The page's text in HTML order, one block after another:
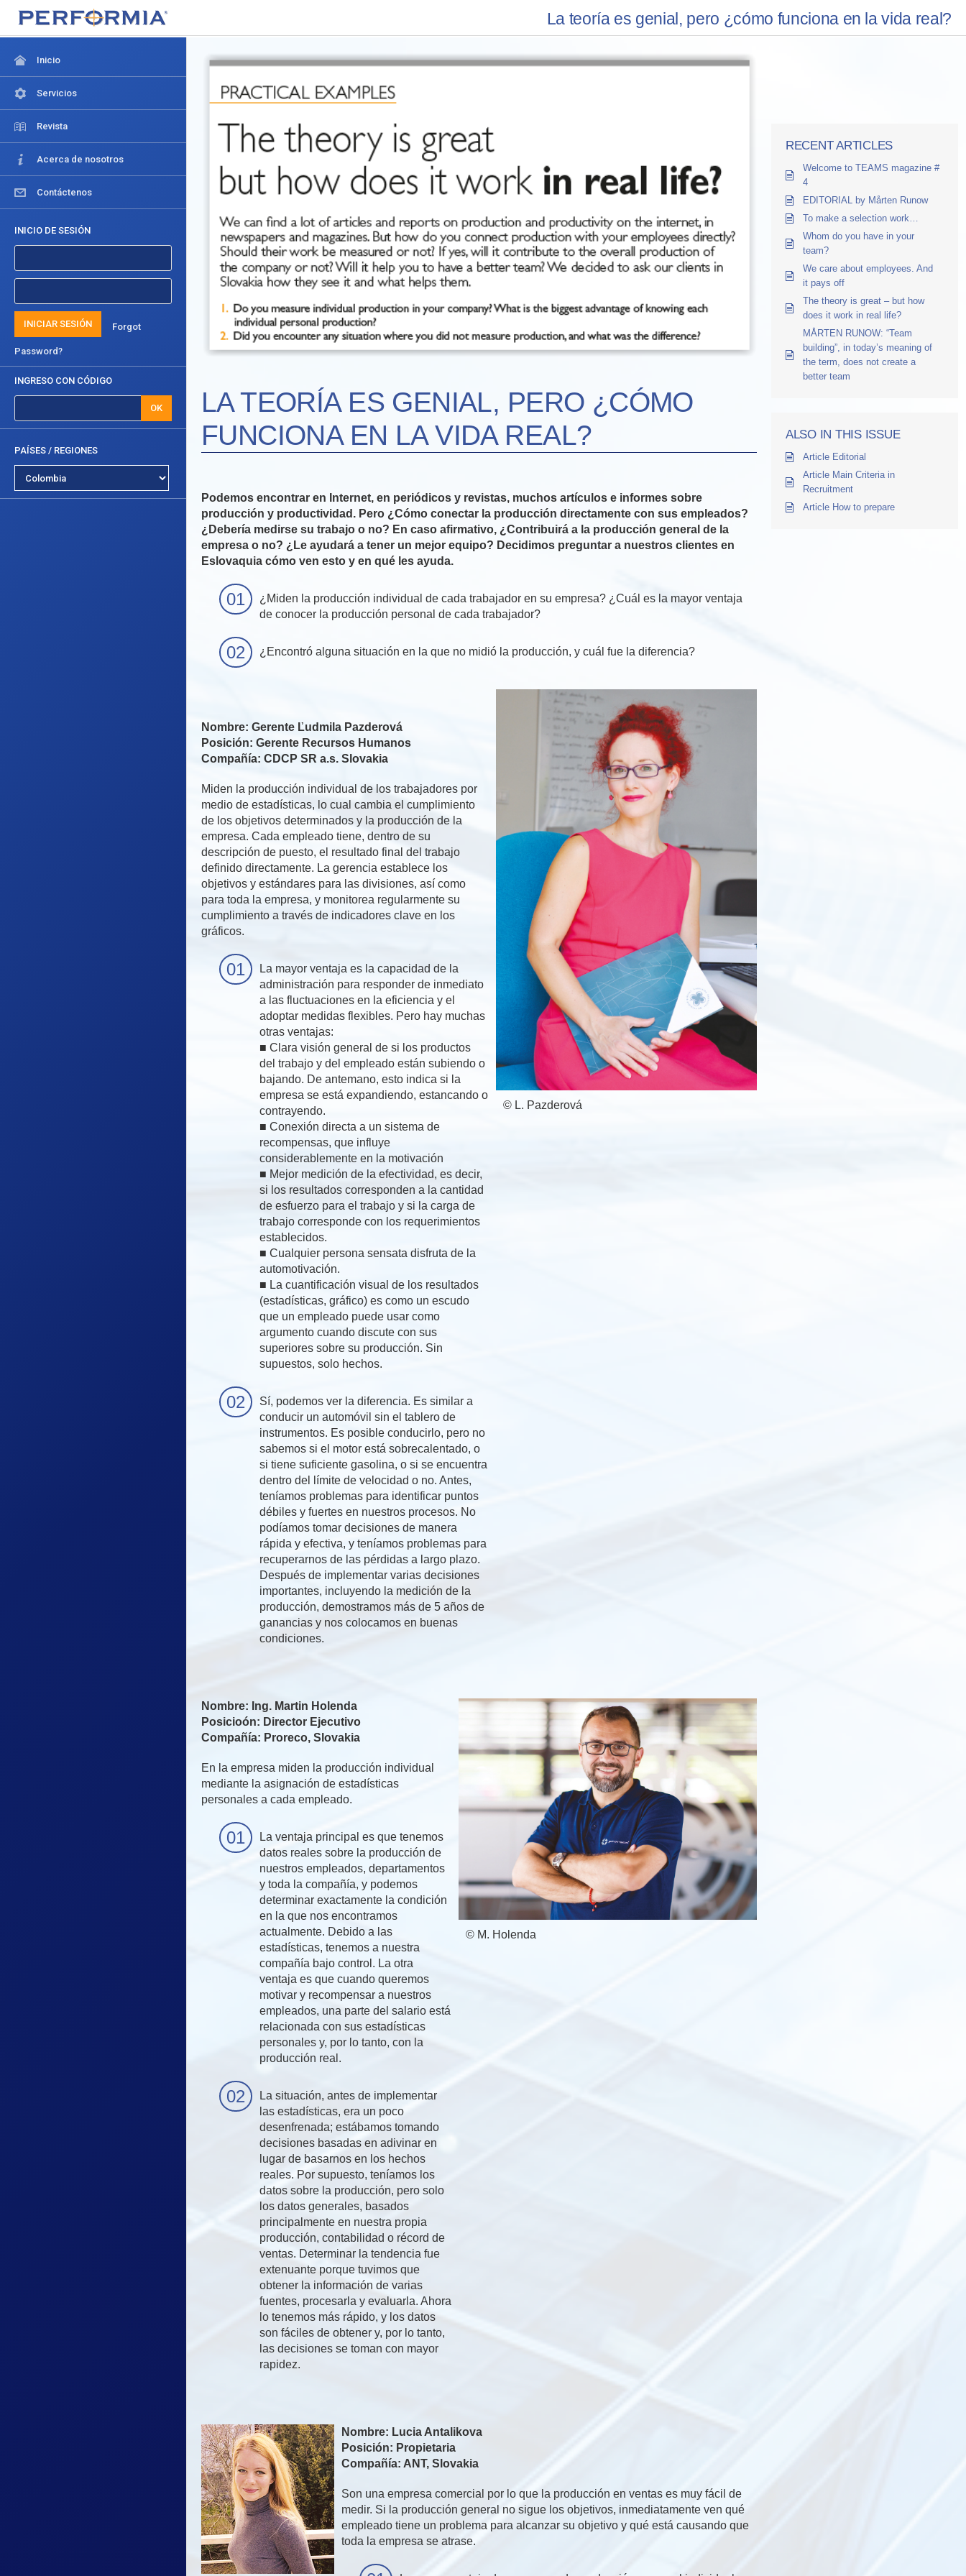
La teoría es genial, pero ¿cómo funciona en la vida real?
Inicio
Servicios
Revista
Acerca de nosotros
Contáctenos
INICIO DE SESIÓN
INICIAR SESIÓN Forgot
Password?
INGRESO CON CÓDIGO
OK
PAÍSES / REGIONES
LA TEORÍA ES GENIAL, PERO ¿CÓMO
FUNCIONA EN LA VIDA REAL?
Podemos encontrar en Internet, en periódicos y revistas, muchos artículos e informes sobre
producción y productividad. Pero ¿Cómo conectar la producción directamente con sus empleados?
¿Debería medirse su trabajo o no? En caso afirmativo, ¿Contribuirá a la producción general de la
empresa o no? ¿Le ayudará a tener un mejor equipo? Decidimos preguntar a nuestros clientes en
Eslovaquia cómo ven esto y en qué les ayuda.
¿Miden la producción individual de cada trabajador en su empresa? ¿Cuál es la mayor ventaja
de conocer la producción personal de cada trabajador?
¿Encontró alguna situación en la que no midió la producción, y cuál fue la diferencia?
© L. Pazderová
Nombre: Gerente Ľudmila Pazderová
Posición: Gerente Recursos Humanos
Compañía: CDCP SR a.s. Slovakia
Miden la producción individual de los trabajadores por
medio de estadísticas, lo cual cambia el cumplimiento
de los objetivos determinados y la producción de la
empresa. Cada empleado tiene, dentro de su
descripción de puesto, el resultado final del trabajo
definido directamente. La gerencia establece los
objetivos y estándares para las divisiones, así como
para toda la empresa, y monitorea regularmente su
cumplimiento a través de indicadores clave en los
gráficos.
La mayor ventaja es la capacidad de la
administración para responder de inmediato
a las fluctuaciones en la eficiencia y el
adoptar medidas flexibles. Pero hay muchas
otras ventajas:
■ Clara visión general de si los productos
del trabajo y del empleado están subiendo o
bajando. De antemano, esto indica si la
empresa se está expandiendo, estancando o
contrayendo.
■ Conexión directa a un sistema de
recompensas, que influye
considerablemente en la motivación
■ Mejor medición de la efectividad, es decir,
si los resultados corresponden a la cantidad
de esfuerzo para el trabajo y si la carga de
trabajo corresponde con los requerimientos
establecidos.
■ Cualquier persona sensata disfruta de la
automotivación.
■ La cuantificación visual de los resultados
(estadísticas, gráfico) es como un escudo
que un empleado puede usar como
argumento cuando discute con sus
superiores sobre su producción. Sin
supuestos, solo hechos.
Sí, podemos ver la diferencia. Es similar a
conducir un automóvil sin el tablero de
instrumentos. Es posible conducirlo, pero no
sabemos si el motor está sobrecalentado, o
si tiene suficiente gasolina, o si se encuentra
dentro del límite de velocidad o no. Antes,
teníamos problemas para identificar puntos
débiles y fuertes en nuestros procesos. No
podíamos tomar decisiones de manera
rápida y efectiva, y teníamos problemas para
recuperarnos de las pérdidas a largo plazo.
Después de implementar varias decisiones
importantes, incluyendo la medición de la
producción, demostramos más de 5 años de
ganancias y nos colocamos en buenas
condiciones.
© M. Holenda
Nombre: Ing. Martin Holenda
Posicioón: Director Ejecutivo
Compañía: Proreco, Slovakia
En la empresa miden la producción individual
mediante la asignación de estadísticas
personales a cada empleado.
La ventaja principal es que tenemos
datos reales sobre la producción de
nuestros empleados, departamentos
y toda la compañía, y podemos
determinar exactamente la condición
en la que nos encontramos
actualmente. Debido a las
estadísticas, tenemos a nuestra
compañía bajo control. La otra
ventaja es que cuando queremos
motivar y recompensar a nuestros
empleados, una parte del salario está
relacionada con sus estadísticas
personales y, por lo tanto, con la
producción real.
La situación, antes de implementar
las estadísticas, era un poco
desenfrenada; estábamos tomando
decisiones basadas en adivinar en
lugar de basarnos en los hechos
reales. Por supuesto, teníamos los
datos sobre la producción, pero solo
los datos generales, basados ​​
principalmente en nuestra propia
producción, contabilidad o récord de
ventas. Determinar la tendencia fue
extenuante porque tuvimos que
obtener la información de varias
fuentes, procesarla y evaluarla. Ahora
lo tenemos más rápido, y los datos
son fáciles de obtener y, por lo tanto,
las decisiones se toman con mayor
rapidez.
Nombre: Lucia Antalikova
Posición: Propietaria
Compañía: ANT, Slovakia
Son una empresa comercial por lo que la producción en ventas es muy fácil de
medir. Si la producción general no sigue los objetivos, inmediatamente ven qué
empleado tiene un problema para alcanzar su objetivo y qué está causando que
toda la empresa se atrase.
RECENT ARTICLES
Welcome to TEAMS magazine #
4
EDITORIAL by Mårten Runow
To make a selection work…
Whom do you have in your
team?
We care about employees. And
it pays off
The theory is great – but how
does it work in real life?
MÅRTEN RUNOW: “Team
building”, in today’s meaning of
the term, does not create a
better team
ALSO IN THIS ISSUE
Article Editorial
Article Main Criteria in
Recruitment
Article How to prepare